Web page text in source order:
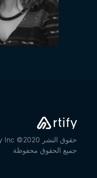
حقوق النشر 2020© Artify Inc.
جميع الحقوق محفوظة